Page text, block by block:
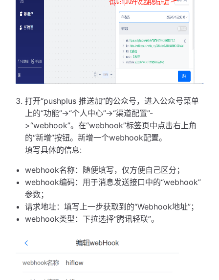
打开“pushplus 推送加”的公众号，进入公众号菜单
上的“功能”->“个人中心”->“渠道配置”-
>“webhook”。在“webhook”标签页中点击右上角
的“新增”按钮。新增一个webhook配置。
填写具体的信息:
webhook名称：随便填写，仅方便自己区分；
webhook编码：用于消息发送接口中的“webhook”
参数；
请求地址：填写上一步获取到的“Webhook地址”；
webhook类型：下拉选择“腾讯轻联”。